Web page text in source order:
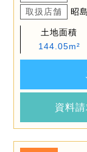
取扱店舗
昭
土地面積
144.05m²
資料